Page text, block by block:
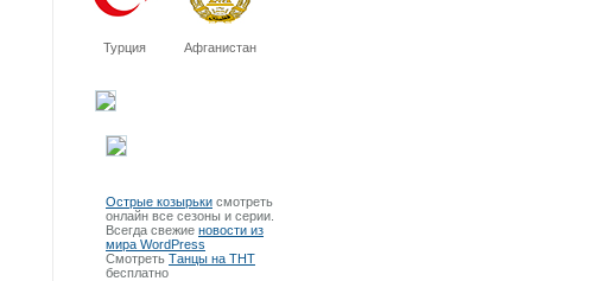
Турция Афганистан
Острые козырьки смотреть
онлайн все сезоны и серии.
Всегда свежие новости из
мира WordPress
Смотреть Танцы на ТНТ
бесплатно